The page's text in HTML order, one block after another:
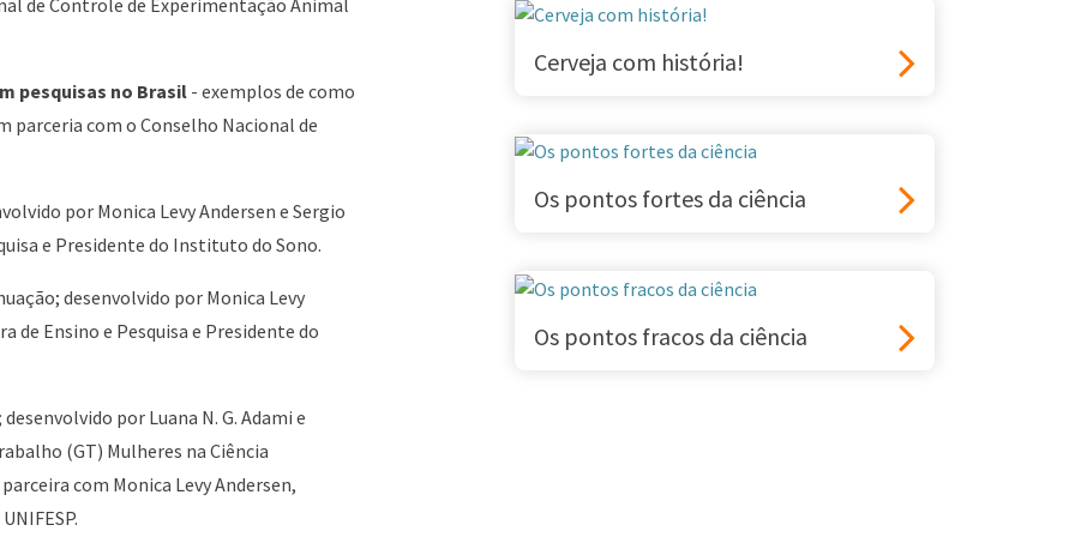
de Controle de Experimentação Animal
pesquisas no Brasil - exemplos de como
parceria com o Conselho Nacional de
por Monica Levy Andersen e Sergio
e Presidente do Instituto do Sono.
desenvolvido por Monica Levy
de Ensino e Pesquisa e Presidente do
desenvolvido por Luana N. G. Adami e
(GT) Mulheres na Ciência
com Monica Levy Andersen,
Cerveja com história!
Os pontos fortes da ciência
Os pontos fracos da ciência